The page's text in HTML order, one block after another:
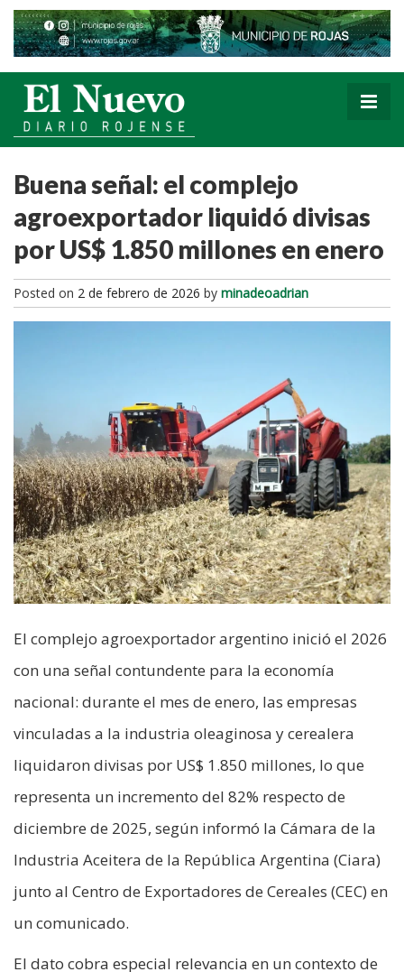
Buena señal: el complejo
agroexportador liquidó divisas
por US$ 1.850 millones en enero
Posted on 2 de febrero de 2026 by minadeoadrian
El complejo agroexportador argentino inició el 2026
con una señal contundente para la economía
nacional: durante el mes de enero, las empresas
vinculadas a la industria oleaginosa y cerealera
liquidaron divisas por US$ 1.850 millones, lo que
representa un incremento del 82% respecto de
diciembre de 2025, según informó la Cámara de la
Industria Aceitera de la República Argentina (Ciara)
junto al Centro de Exportadores de Cereales (CEC) en
un comunicado.
El dato cobra especial relevancia en un contexto de